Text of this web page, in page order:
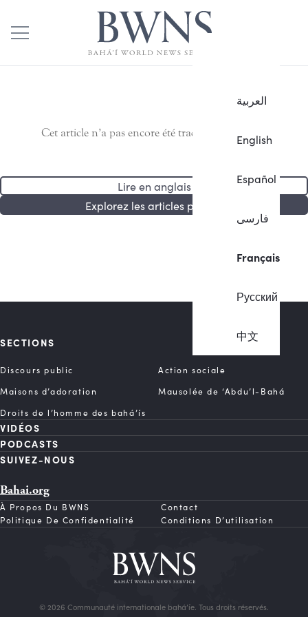
العربية
English
Español
فارسی
Français
Русский
中文
Cet article n’a pas encore été traduit en français.
Lire en anglais
Explorez les articles publiés
SECTIONS
Discours public
Action sociale
Maisons d’adoration
Mausolée de ‘Abdu’l-Bahá
Droits de l’homme des bahá’ís
VIDÉOS
PODCASTS
SUIVEZ-NOUS
Bahai.org
À Propos Du BWNS
Contact
Politique De Confidentialité
Conditions D’utilisation
© 2026 Communauté internationale bahá’íe. Tous droits réservés.